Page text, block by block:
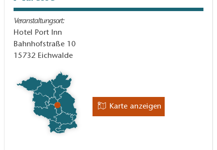
Veranstaltungsort:
Hotel Port Inn
Bahnhofstraße 10
15732 Eichwalde
Karte anzeigen